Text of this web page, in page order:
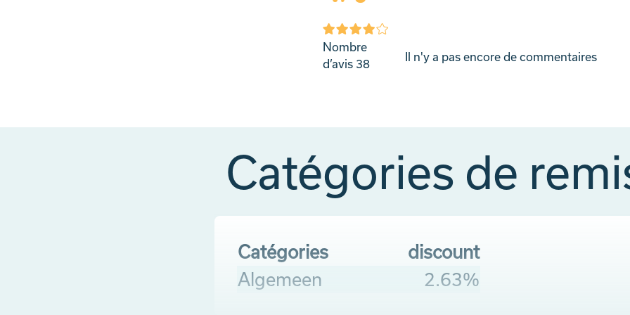
Nombre
d’avis 38
Il n'y a pas encore de commentaires
Catégories de
Catégories
discount
Algemeen
2.63%